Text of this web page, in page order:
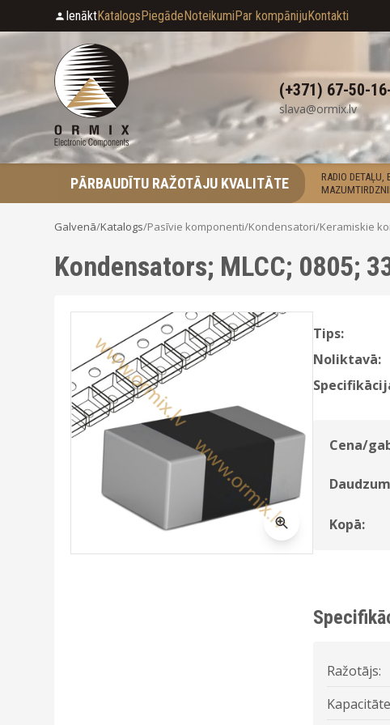
IenāktKatalogsPiegādeNoteikumiPar kompānijuKontakti
(+371) 67-50-
slava@ormix.lv
PĀRBAUDĪTU RAŽOTĀJU KVALITĀTE
RADIO DETAĻU,
Galvenā/Katalogs/Pasīvie komponenti/Kondensatori/Keramiskie
Kondensators; MLCC; 0805;
Tips:
Noliktavā:
Cena/
Kopā:
Ražotājs: